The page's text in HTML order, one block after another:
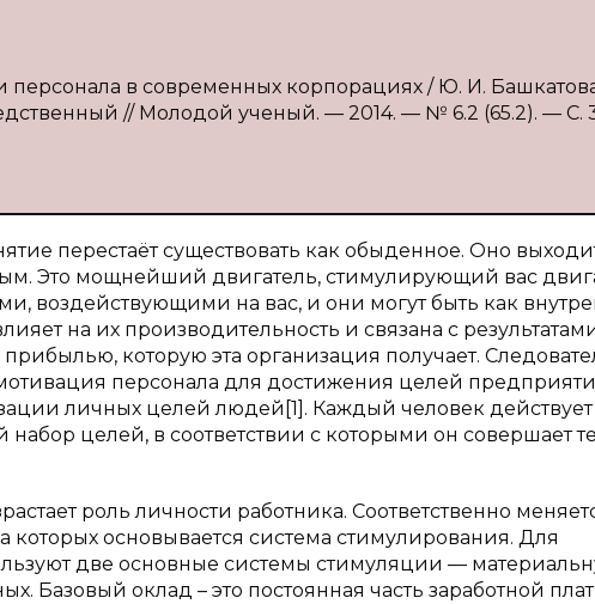
в современных корпорациях / Ю. И.
// Молодой ученый. — 2014. — № 6.2 (65.2). — С.
перестаёт существовать как обыденное. Оно
Это мощнейший двигатель, стимулирующий вас
воздействующими на вас, и они могут быть как
на их производительность и связана с
которую эта организация получает.
персонала для достижения целей
личных целей людей[1]. Каждый человек действует
целей, в соответствии с которыми он совершает
роль личности работника. Соответственно
которых основывается система стимулирования. Для
две основные системы стимуляции —
Базовый оклад – это постоянная часть заработной